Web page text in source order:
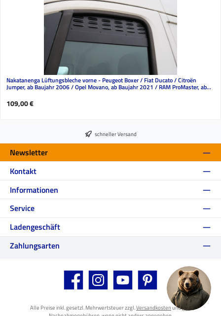
Nakatanenga Lüftungsbleche vorne - Peugeot Boxer / Fiat Ducato / Citroën
Jumper, ab Baujahr 2006 / Opel Movano, ab Baujahr 2021 / RAM ProMaster, ab
Regulärer Preis:
109,00 €
schneller Versand
Newsletter
Kontakt
Informationen
Service
Ladengeschäft
Zahlungsarten
Facebook Instagram YouTube Pinterest
Alle Preise inkl. gesetzl. Mehrwertsteuer zzgl.Versandkostenund ggf.